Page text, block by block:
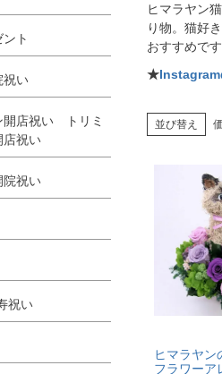
ト
祝い
開店祝い トリミ
店祝い
院祝い
祝い
ヒマラヤン
り物。猫好
おすすめです
★Instagram
並び替え
ヒマラヤン
フラワーア